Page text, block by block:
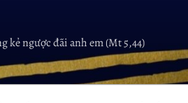
kẻ ngược đãi anh em (Mt 5,44)